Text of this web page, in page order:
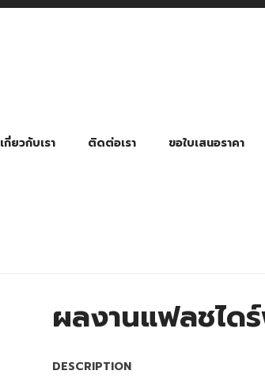
เกี่ยวกับเรา ติดต่อเรา ขอใบเสนอราคา
ผลงานแฟลชไดร์
DESCRIPTION